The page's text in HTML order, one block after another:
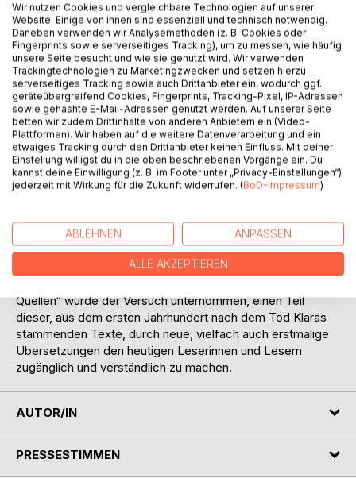
BESCHREIBUNG
Die vorliegende Quellensammlung „Die heilige Klara in Kult
und Liturgie“, dem zweiten Band der Reihe „Vena Vivida -
lebendige Quelle: Texte zu Klara von Assisi und ihrer
an, die mit der Neuordnung der Liturgie im Gefolge des II.
Vatikanischen Konzils in den Bibliotheken und Archiven
Quellen“ wurde der Versuch unternommen, einen Teil
dieser, aus dem ersten Jahrhundert nach dem Tod Klaras
stammenden Texte, durch neue, vielfach auch erstmalige
Übersetzungen den heutigen Leserinnen und Lesern
zugänglich und verständlich zu machen.
AUTOR/IN
PRESSESTIMMEN
Wir nutzen Cookies und vergleichbare Technologien auf unserer
Website. Einige von ihnen sind essenziell und technisch notwendig.
Daneben verwenden wir Analysemethoden (z. B. Cookies oder
Fingerprints sowie serverseitiges Tracking), um zu messen, wie häufig
unsere Seite besucht und wie sie genutzt wird. Wir verwenden
Trackingtechnologien zu Marketingzwecken und setzen hierzu
serverseitiges Tracking sowie auch Drittanbieter ein, wodurch ggf.
geräteübergreifend Cookies, Fingerprints, Tracking-Pixel, IP-Adressen
sowie gehashte E-Mail-Adressen genutzt werden. Auf unserer Seite
betten wir zudem Drittinhalte von anderen Anbietern ein (Video-
Plattformen). Wir haben auf die weitere Datenverarbeitung und ein
etwaiges Tracking durch den Drittanbieter keinen Einfluss. Mit deiner
Einstellung willigst du in die oben beschriebenen Vorgänge ein. Du
kannst deine Einwilligung (z. B. im Footer unter „Privacy-Einstellungen“)
jederzeit mit Wirkung für die Zukunft widerrufen. (BoD-Impressum)
ABLEHNEN ANPASSEN
ALLE AKZEPTIEREN